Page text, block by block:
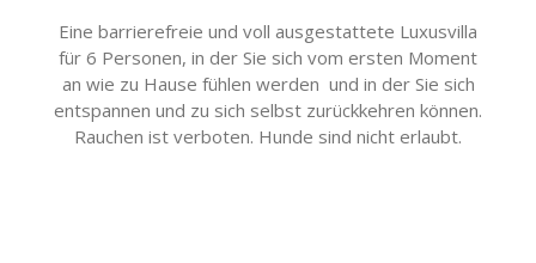
Eine barrierefreie und voll ausgestattete Luxusvilla
für 6 Personen, in der Sie sich vom ersten Moment
an wie zu Hause fühlen werden und in der Sie sich
entspannen und zu sich selbst zurückkehren können.
Rauchen ist verboten. Hunde sind nicht erlaubt.